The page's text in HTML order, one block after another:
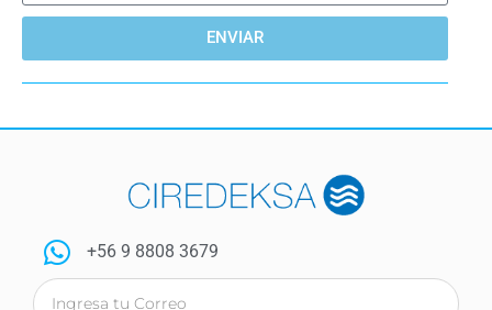
ENVIAR
+56 9 8808 3679